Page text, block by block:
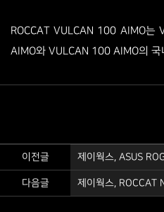
ROCCAT VULCAN 100 AIMO는
AIMO와 VULCAN 100 AIMO의
이전글 제이웍스, ASUS
다음글 제이웍스, ROCCAT